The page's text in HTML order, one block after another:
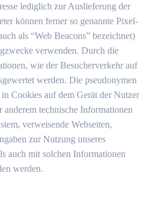
lediglich zur Auslieferung der
können ferner so genannte Pixel-
als “Web Beacons” bezeichnet)
verwenden. Durch die
wie der Besucherverkehr auf
werden. Die pseudonymen
Cookies auf dem Gerät der Nutzer
anderem technische Informationen
verweisende Webseiten,
zur Nutzung unseres
auch mit solchen Informationen
werden.